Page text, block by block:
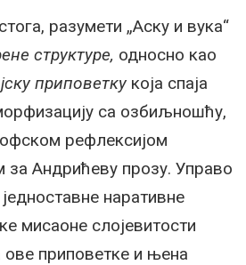
разумети „Аску и вука“
структуре, односно као
приповетку која спаја
са озбиљношћу,
рефлексијом
за Андрићеву прозу. Управо
наративне
мисаоне слојевитости
ове приповетке и њена